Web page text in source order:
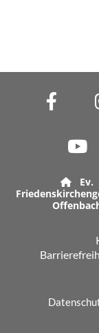

Ev.